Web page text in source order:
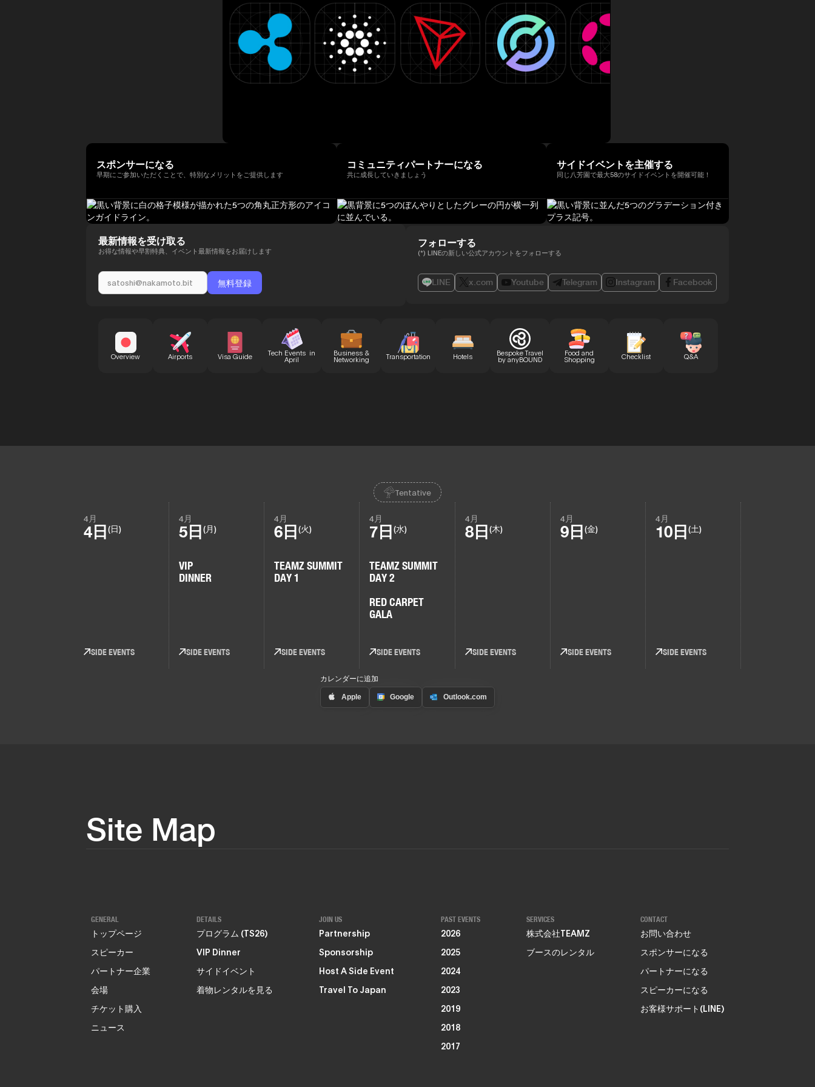
スポンサーになる
早期にご参加いただくことで、特別なメリットをご提供します
コミュニティパートナーになる
共に成長していきましょう
サイドイベントを主催する
同じ八芳園で最大58のサイドイベントを開催可能！
最新情報を受け取る
お得な情報や早割特典、イベント最新情報をお届けします
フォローする
(*) LINEの新しい公式アカウントをフォローする
LINE x.com Youtube Telegram Instagram Facebook
Overview Airports Visa Guide Tech Events in
April
Business &
Networking Transportation Hotels Bespoke Travel
by anyBOUND
Food and
Shopping Checklist Q&A
Tentative
4月
4日 (日)
SIDE EVENTS
4月
5日(月)
VIP
DINNER
SIDE EVENTS
4月
6日(火)
TEAMZ SUMMIT
DAY 1
SIDE EVENTS
4月
7日(水)
TEAMZ SUMMIT
DAY 2
RED CARPET
GALA
SIDE EVENTS
4月
8日 (木)
SIDE EVENTS
4月
9日 (金)
SIDE EVENTS
4月
10日 (土)
SIDE EVENTS
カレンダーに追加
Site Map
GENERAL
トップページ
スピーカー
パートナー企業
会場
チケット購入
ニュース
DETAILS
プログラム (TS26)
VIP Dinner
サイドイベント
着物レンタルを見る
JOIN US
Partnership
Sponsorship
Host A Side Event
Travel To Japan
PAST EVENTS
2026
2025
2024
2023
2019
2018
2017
SERVICES
株式会社TEAMZ
ブースのレンタル
CONTACT
お問い合わせ
スポンサーになる
パートナーになる
スピーカーになる
お客様サポート(LINE)